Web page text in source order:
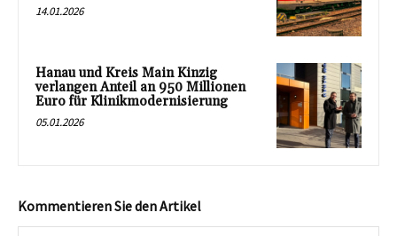
14.01.2026
Hanau und Kreis Main Kinzig
verlangen Anteil an 950 Millionen
Euro für Klinikmodernisierung
05.01.2026
Kommentieren Sie den Artikel